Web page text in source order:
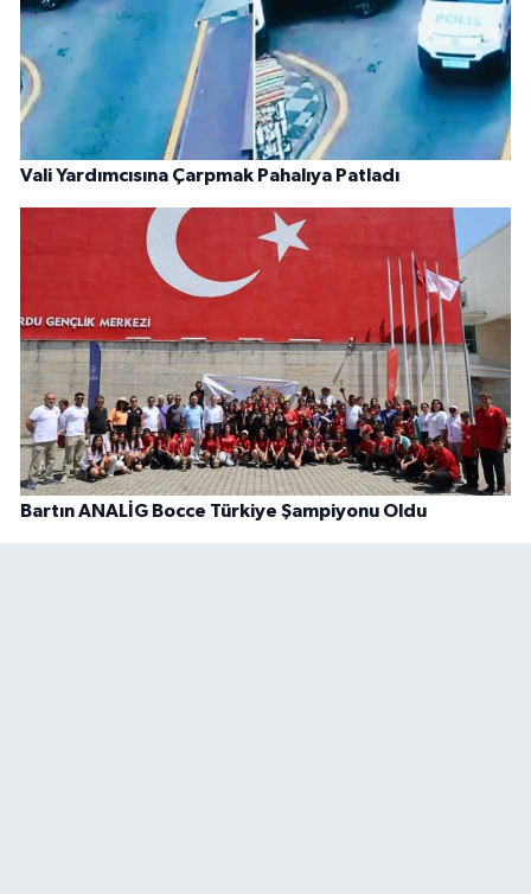
Vali Yardımcısına Çarpmak Pahalıya Patladı
Bartın ANALİG Bocce Türkiye Şampiyonu Oldu